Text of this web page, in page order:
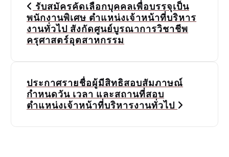
รับสมัครคัดเลือกบุคคลเพื่อบรรจุเป็น
พนักงานพิเศษ ตำแหน่งเจ้าหน้าที่บริหาร
งานทั่วไป สังกัดศูนย์บูรณาการวิชาชีพ
ครุศาสตร์อุตสาหกรรม
ประกาศรายชื่อผู้มีสิทธิสอบสัมภาษณ์
กำหนดวัน เวลา และสถานที่สอบ
ตำแหน่งเจ้าหน้าที่บริหารงานทั่วไป